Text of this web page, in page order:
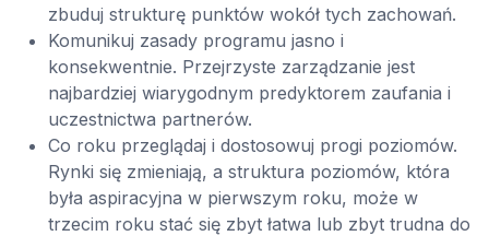
zbuduj strukturę punktów wokół tych zachowań.
Komunikuj zasady programu jasno i
konsekwentnie. Przejrzyste zarządzanie jest
najbardziej wiarygodnym predyktorem zaufania i
uczestnictwa partnerów.
Co roku przeglądaj i dostosowuj progi poziomów.
Rynki się zmieniają, a struktura poziomów, która
była aspiracyjna w pierwszym roku, może w
trzecim roku stać się zbyt łatwa lub zbyt trudna do